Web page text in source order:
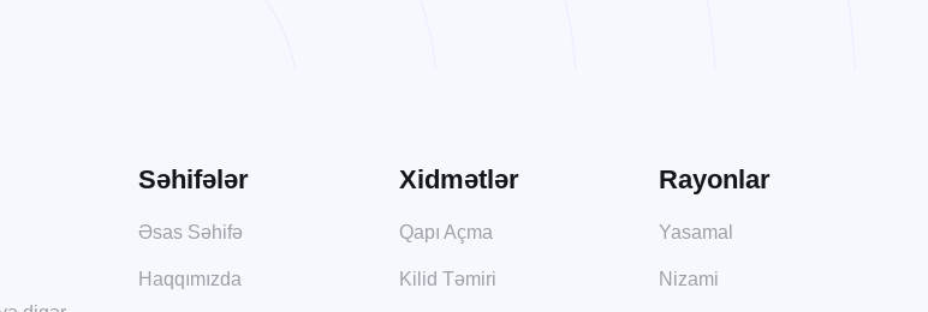
Səhifələr
Əsas Səhifə
Haqqımızda
Xidmətlər
Qapı Açma
Kilid Təmiri
Rayonlar
Yasamal
Nizami